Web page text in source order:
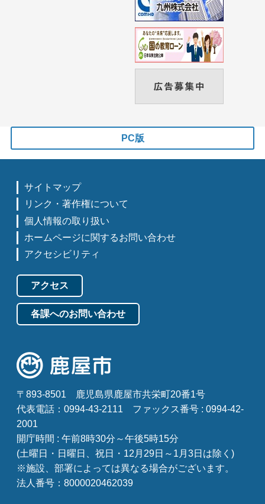
PC版
サイトマップ
リンク・著作権について
個人情報の取り扱い
ホームページに関するお問い合わせ
アクセシビリティ
アクセス
各課へのお問い合わせ
〒893-8501
鹿児島県鹿屋市共栄町20番1号
代表電話：0994-43-2111
ファックス番号 : 0994-42-
2001
開庁時間 : 午前8時30分～午後5時15分
(土曜日・日曜日、祝日・12月29日～1月3日は除く)
※施設、部署によっては異なる場合がございます。
法人番号：8000020462039